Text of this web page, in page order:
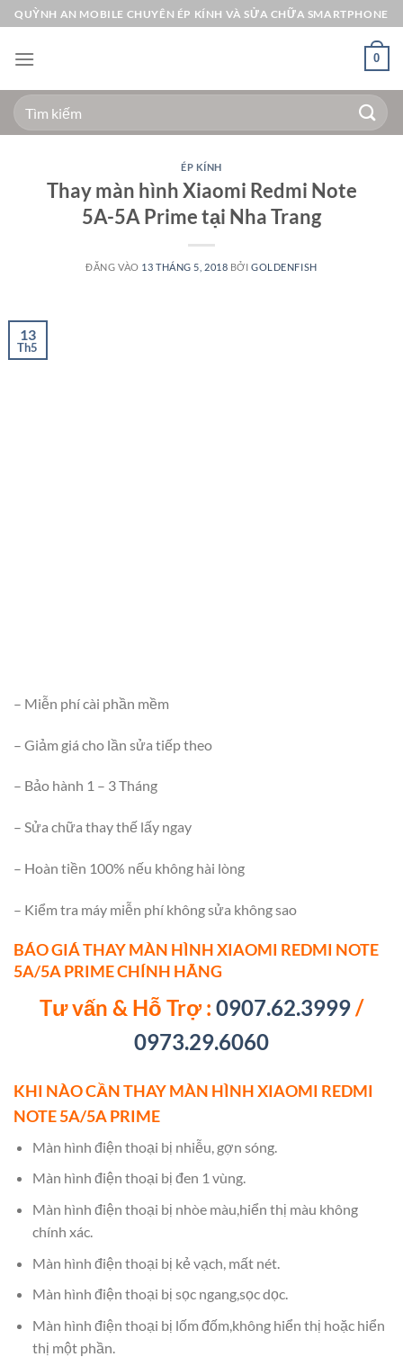
Bỏ
qua
nội
QUỲNH AN MOBILE CHUYÊN ÉP KÍNH VÀ SỬA CHỮA SMARTPHONE
0
Tìm
kiếm:
ÉP KÍNH
Thay màn hình Xiaomi Redmi Note
5A-5A Prime tại Nha Trang
ĐĂNG VÀO 13 THÁNG 5, 2018 BỞIGOLDENFISH
13
Th5
– Miễn phí cài phần mềm
– Giảm giá cho lần sửa tiếp theo
– Bảo hành 1 – 3 Tháng
– Sửa chữa thay thế lấy ngay
– Hoàn tiền 100% nếu không hài lòng
– Kiểm tra máy miễn phí không sửa không sao
BÁO GIÁ THAY MÀN HÌNH XIAOMI REDMI NOTE
5A/5A PRIME CHÍNH HÃNG
Tư vấn & Hỗ Trợ : 0907.62.3999/
0973.29.6060
KHI NÀO CẦN THAY MÀN HÌNH XIAOMI REDMI
NOTE 5A/5A PRIME
Màn hình điện thoại bị nhiễu, gợn sóng.
Màn hình điện thoại bị đen 1 vùng.
Màn hình điện thoại bị nhòe màu,hiển thị màu không
chính xác.
Màn hình điện thoại bị kẻ vạch, mất nét.
Màn hình điện thoại bị sọc ngang,sọc dọc.
Màn hình điện thoại bị lốm đốm,không hiển thị hoặc hiển
thị một phần.